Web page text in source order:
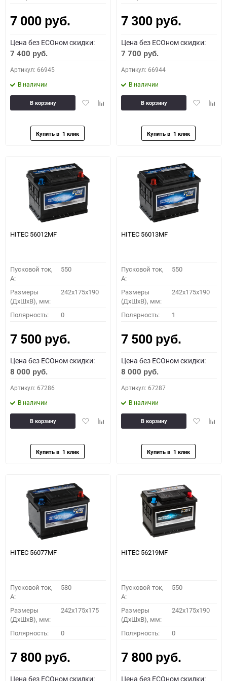
7 000 руб.
Цена без ECOном скидки:
7 400 руб.
Артикул: 66945
В наличии
ДобавитьДобавить
В корзину
7 300 руб.
Цена без ECOном скидки:
7 700 руб.
Артикул: 66944
В наличии
Добавить
В корзину
HITEC 56012MF
Пусковой ток,
A:
550
Размеры
(ДхШхВ), мм:
242x175x190
Полярность: 0
7 500 руб.
Цена без ECOном скидки:
8 000 руб.
Артикул: 67286
В наличии
ДобавитьДобавить
В корзину
HITEC 56013MF
Пусковой ток,
A:
550
Размеры
(ДхШхВ), мм:
242x175x190
Полярность: 1
7 500 руб.
Цена без ECOном скидки:
8 000 руб.
Артикул: 67287
В наличии
Добавить
В корзину
HITEC 56077MF
Пусковой ток,
A:
580
Размеры
(ДхШхВ), мм:
242x175x175
Полярность: 0
7 800 руб.
Цена без ECOном скидки:
HITEC 56219MF
Пусковой ток,
A:
550
Размеры
(ДхШхВ), мм:
242x175x190
Полярность: 0
7 800 руб.
Цена без ECOном скидки: